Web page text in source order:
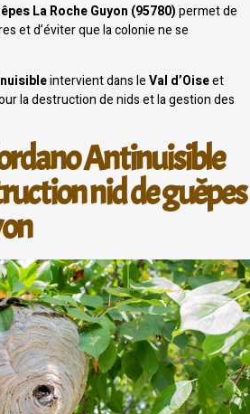
La Roche Guyon (95780)permet de
et d’éviter que la colonie ne se
intervient dans leVal d’Oiseet
la destruction de nids et la gestion des
Antinuisible
nid de guêpes